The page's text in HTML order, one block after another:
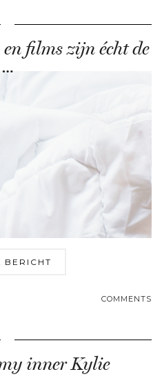
films zijn écht de
…
BERICHT
COMMENTS
inner Kylie